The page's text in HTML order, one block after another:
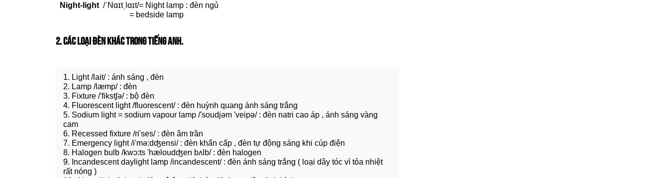
Night-light /ˈNɑɪtˌlɑɪt/= Night lamp : đèn ngủ
= bedside lamp
2. CÁC LOẠI ĐÈN KHÁC TRONG TIẾNG ANH.
1. Light /lait/ : ánh sáng , đèn
2. Lamp /læmp/ : đèn
3. Fixture /'fikstʃə/ : bộ đèn
4. Fluorescent light /fluorescent/ : đèn huỳnh quang ánh sáng trắng
5. Sodium light = sodium vapour lamp /'soudjəm 'veipə/ : đèn natri cao áp , ánh sáng vàng
cam
6. Recessed fixture /ri'ses/ : đèn âm trần
7. Emergency light /i'mə:dʤensi/ : đèn khẩn cấp , đèn tự động sáng khi cúp điện
8. Halogen bulb /kwɔ:ts 'hæloudʤen bʌlb/ : đèn halogen
9. Incandescent daylight lamp /incandescent/ : đèn ánh sáng trắng ( loại dây tóc vì tỏa nhiệt
rất nóng )